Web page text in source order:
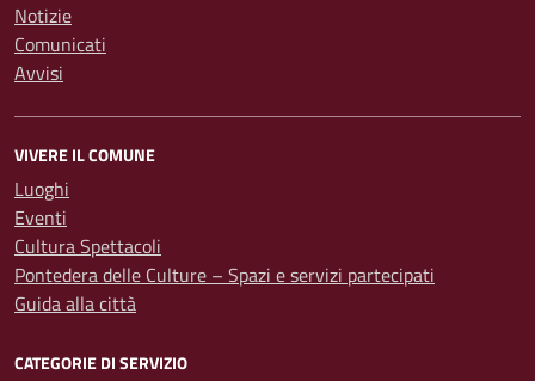
Notizie
Comunicati
Avvisi
VIVERE IL COMUNE
Luoghi
Eventi
Cultura Spettacoli
Pontedera delle Culture – Spazi e servizi partecipati
Guida alla città
CATEGORIE DI SERVIZIO